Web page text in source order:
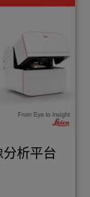
分析平台